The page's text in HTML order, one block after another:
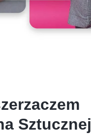
Sztucznej